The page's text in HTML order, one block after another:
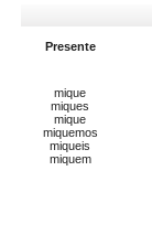
Presente
mique
miques
mique
miquemos
miqueis
miquem